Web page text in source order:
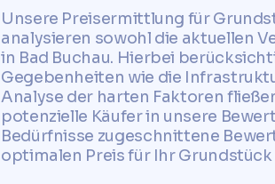
Unsere Preisermittlung für
analysieren sowohl die aktuellen
in Bad Buchau. Hierbei
Gegebenheiten wie die
Analyse der harten Faktoren
potenzielle Käufer in unsere
Bedürfnisse zugeschnittene
optimalen Preis für Ihr Grundstück